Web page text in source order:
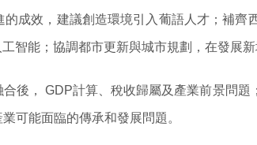
成效，建議創造環境引入葡語人才；補
智能；協調都市更新與城市規劃，在發展新
後， GDP計算、稅收歸屬及產業前景問
可能面臨的傳承和發展問題。